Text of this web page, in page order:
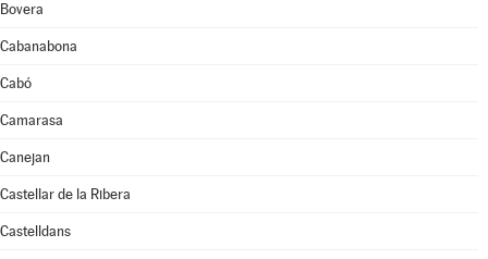
Bovera
Cabanabona
Cabó
Camarasa
Canejan
Castellar de la Ribera
Castelldans